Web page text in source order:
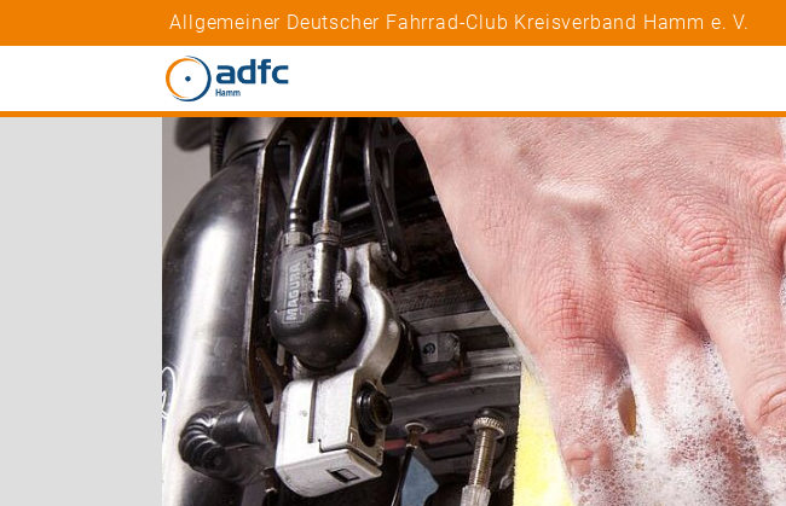
Allgemeiner Deutscher Fahrrad-Club Kreisverband Hamm e. V.